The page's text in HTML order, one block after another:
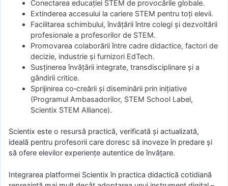
Conectarea educației STEM de provocările globale.
Extinderea accesului la cariere STEM pentru toți elevii.
Facilitarea schimbului, învățării între colegi și dezvoltării
profesionale a profesorilor de STEM.
Promovarea colaborării între cadre didactice, factori de
decizie, industrie și furnizori EdTech.
Susținerea învățării integrate, transdisciplinare și a
gândirii critice.
Sprijinirea co‑creării și diseminării prin inițiative
(Programul Ambasadorilor, STEM School Label,
Scientix STEM Alliance).
Scientix este o resursă practică, verificată şi actualizată,
ideală pentru profesorii care doresc să inoveze în predare și
să ofere elevilor experiențe autentice de învățare.
Integrarea platformei Scientix în practica didactică cotidiană